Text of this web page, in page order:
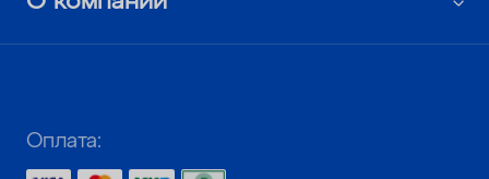
Оплата: